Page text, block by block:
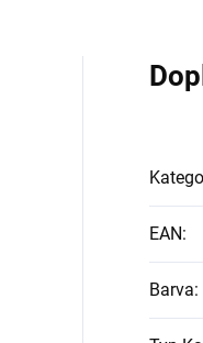
EAN:
Barva: